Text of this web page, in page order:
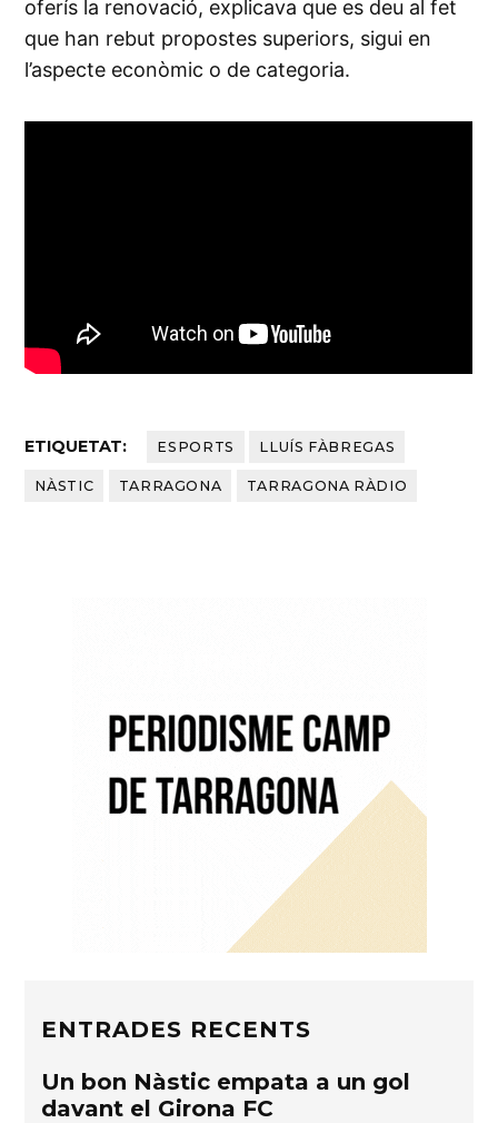
oferís la renovació, explicava que es deu al fet
que han rebut propostes superiors, sigui en
l’aspecte econòmic o de categoria.
ETIQUETAT: ESPORTS LLUÍS FÀBREGAS
NÀSTIC TARRAGONA TARRAGONA RÀDIO
ENTRADES RECENTS
Un bon Nàstic empata a un gol
davant el Girona FC